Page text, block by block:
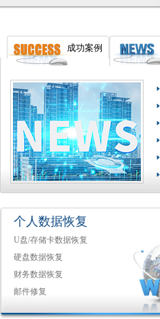
成功案例
个人数据恢复
U盘/存储卡数据恢复
硬盘数据恢复
财务数据恢复
邮件修复